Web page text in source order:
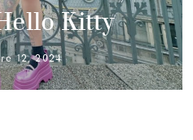
Kitty
12, 2024